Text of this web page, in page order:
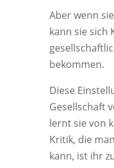
Aber wenn
kann sie sich
bekommen.
Diese
Gesellschaft
lernt sie von
Kritik, die
kann, ist ihr